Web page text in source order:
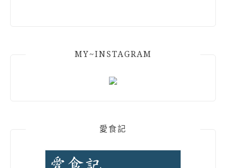
MY~INSTAGRAM
愛食記